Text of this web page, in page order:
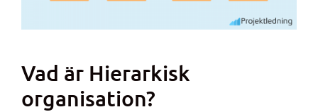
Vad är Hierarkisk
organisation?